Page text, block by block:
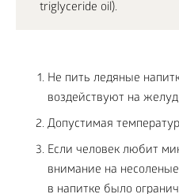
triglyceride oil).
Не пить ледяные
воздействуют на
Допустимая
Если человек любит
внимание на
в напитке было